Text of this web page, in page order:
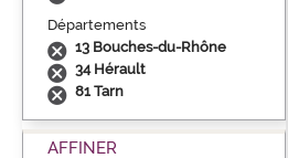
Départements
13 Bouches-du-Rhône
34 Hérault
81 Tarn
AFFINER